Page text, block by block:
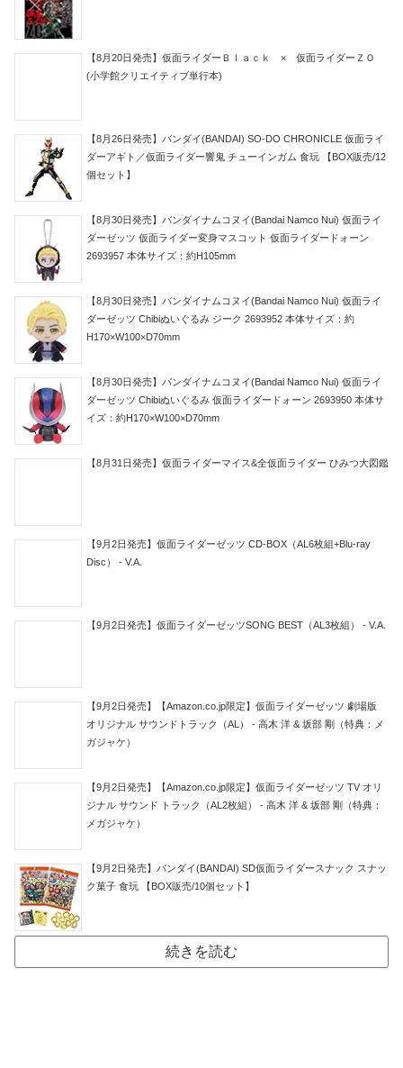
【8月20日発売】仮面ライダーＢｌａｃｋ × 仮面ライダーＺＯ
(小学館クリエイティブ単行本)
【8月26日発売】バンダイ(BANDAI) SO-DO CHRONICLE 仮面ライ
ダーアギト／仮面ライダー響鬼 チューインガム 食玩 【BOX販売/12
個セット】
【8月30日発売】バンダイナムコヌイ(Bandai Namco Nui) 仮面ライ
ダーゼッツ 仮面ライダー変身マスコット 仮面ライダードォーン
2693957 本体サイズ：約H105mm
【8月30日発売】バンダイナムコヌイ(Bandai Namco Nui) 仮面ライ
ダーゼッツ Chibiぬいぐるみ ジーク 2693952 本体サイズ：約
H170×W100×D70mm
【8月30日発売】バンダイナムコヌイ(Bandai Namco Nui) 仮面ライ
ダーゼッツ Chibiぬいぐるみ 仮面ライダードォーン 2693950 本体サ
イズ：約H170×W100×D70mm
【8月31日発売】仮面ライダーマイス&全仮面ライダー ひみつ大図鑑
【9月2日発売】仮面ライダーゼッツ CD-BOX（AL6枚組+Blu-ray
Disc） - V.A.
【9月2日発売】仮面ライダーゼッツSONG BEST（AL3枚組） - V.A.
【9月2日発売】【Amazon.co.jp限定】仮面ライダーゼッツ 劇場版
オリジナル サウンドトラック（AL） - 高木 洋 & 坂部 剛（特典：メ
ガジャケ）
【9月2日発売】【Amazon.co.jp限定】仮面ライダーゼッツ TV オリ
ジナル サウンド トラック（AL2枚組） - 高木 洋 & 坂部 剛（特典：
メガジャケ）
【9月2日発売】バンダイ(BANDAI) SD仮面ライダースナック スナッ
ク菓子 食玩 【BOX販売/10個セット】
続きを読む